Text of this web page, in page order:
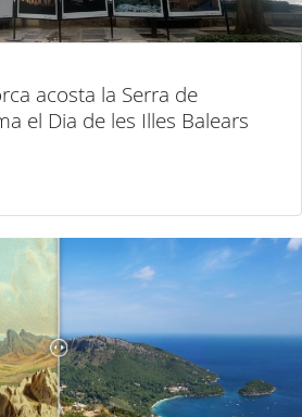
acosta la Serra de
el Dia de les Illes Balears